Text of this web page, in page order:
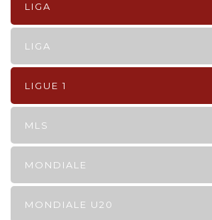
LIGA
LIGA
LIGUE 1
MLS
MONDIALE
MONDIALE U20